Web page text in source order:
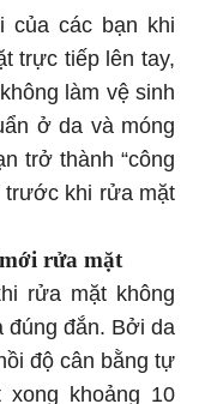
của các bạn khi
trực tiếp lên tay,
làm vệ sinh
ở da và móng
trở thành “công
trước khi rửa mặt
rửa mặt
rửa mặt không
đúng đắn. Bởi da
độ cân bằng tự
khoảng 10